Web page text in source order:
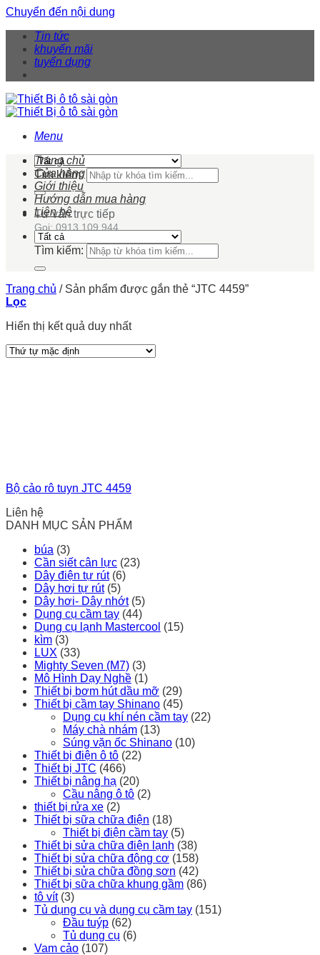
Chuyển đến nội dung
Tin tức
khuyến mãi
tuyển dụng
Menu
Tìm kiếm:
Tư vấn trực tiếp
Gọi: 0913 109 944
Trang chủ
Cửa hàng
Giới thiệu
Hướng dẫn mua hàng
Liên hệ
Tìm kiếm:
Trang chủ /Sản phẩm được gắn thẻ “JTC 4459”
Lọc
Hiển thị kết quả duy nhất
Bộ cảo rô tuyn JTC 4459
Liên hệ
DANH MỤC SẢN PHẨM
búa (3)
Cần siết cân lực (23)
Dây điện tự rút (6)
Dây hơi tự rút (5)
Dây hơi- Dây nhớt (5)
Dụng cụ cầm tay (44)
Dụng cụ lạnh Mastercool (15)
kìm (3)
LUX (33)
Mighty Seven (M7) (3)
Mô Hình Dạy Nghề (1)
Thiết bị bơm hút dầu mỡ (29)
Thiết bị cầm tay Shinano (45)
Dụng cụ khí nén cầm tay (22)
Máy chà nhám (13)
Súng vặn ốc Shinano (10)
Thiết bị điện ô tô (22)
Thiết bị JTC (466)
Thiết bị nâng hạ (20)
Cầu nâng ô tô (2)
thiết bị rửa xe (2)
Thiết bị sữa chữa điện (18)
Thiết bị điện cầm tay (5)
Thiết bị sửa chữa điện lạnh (38)
Thiết bị sửa chữa động cơ (158)
Thiết bị sửa chữa đồng sơn (42)
Thiết bị sữa chữa khung gầm (86)
tô vít (3)
Tủ dụng cụ và dụng cụ cầm tay (151)
Đầu tuýp (62)
Tủ dụng cụ (6)
Vam cảo (107)